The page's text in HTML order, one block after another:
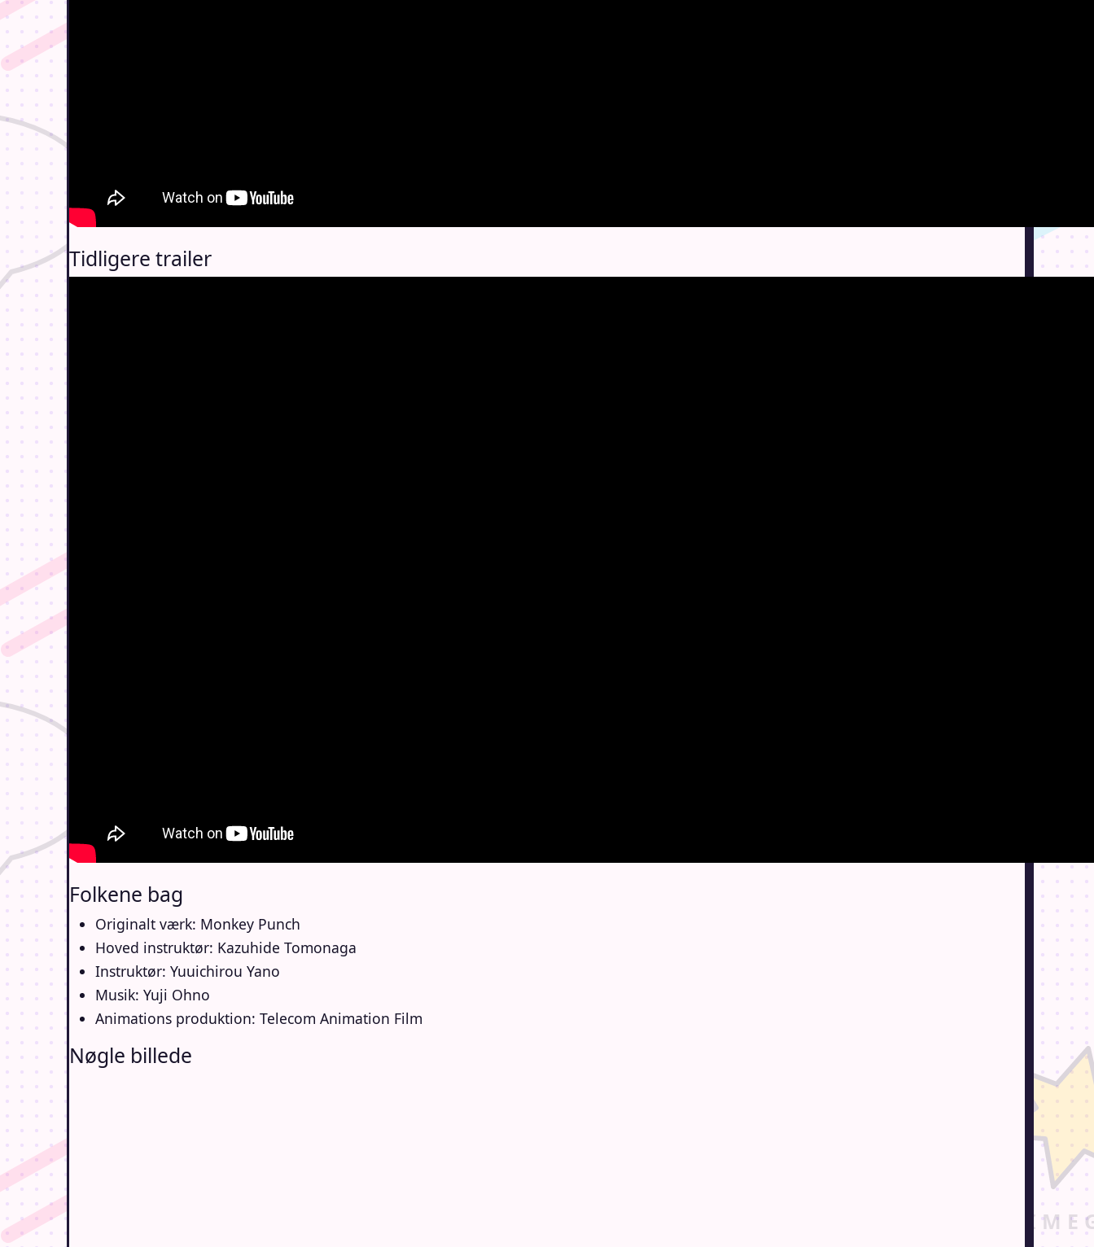
Tidligere trailer
Folkene bag
Originalt værk: Monkey Punch
Hoved instruktør: Kazuhide Tomonaga
Instruktør: Yuuichirou Yano
Musik: Yuji Ohno
Animations produktion: Telecom Animation Film
Nøgle billede